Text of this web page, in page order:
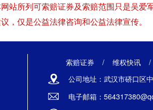
网站所列可索赔证券及索赔范围只是吴
，仅是公益法律咨询和公益法律宣传。
索赔证券 / 维权快讯
公司地址：武汉市硚口区
电子邮箱：